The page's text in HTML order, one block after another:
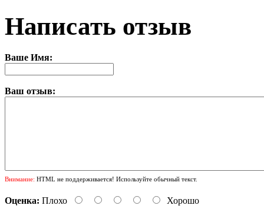
Написать отзыв
Ваше Имя:
Ваш отзыв:
Внимание: HTML не поддерживается! Используйте обычный текст.
Оценка: Плохо Хорошо